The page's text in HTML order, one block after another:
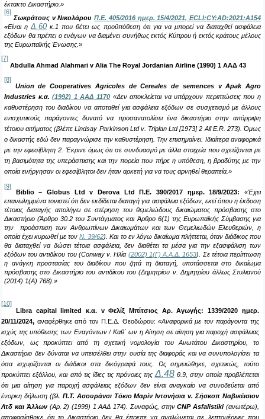
έκτακτο Δικαστήριο. »
[6]
Σωκράτους vΝικολάρου Π.Ε. 405/2016 ημερ. 15/4/2021, ECLI:CY:AD:2021:A154
«Είναι ηΔ.60 κ.1 που θέτει ως προϋπόθεση ότι για να μπορεί να διαταχθεί ασφάλεια
εξόδων θα πρέπει ο ενάγων να διαμένει συνήθως εκτός Κύπρου ή εκτός κράτους μέλους
της Ευρωπαϊκής Ένωσης. »
[7]
Abdulla Ahmad Alahmari v Alia The Royal Jordanian Airline (1990) 1 ΑΑΔ 43
[8]
Union de Cooperatives Agricoles de Cereales de semences v Apak Agro
Industries κ.α.(1992) 1 ΑΑΔ 1170 «Δεν αποκλείεται να υπάρχουν περιπτώσεις που η
καθυστέρηση του διαδίκου να αποταθεί για ασφάλεια εξόδων σε συσχετισμό με άλλους
ενισχυτικούς παράγοντες δυνατό να προσανατολίσει ένα δικαστήριο στην απόρριψη
τέτοιου αιτήματος (βλέπεLindsay Parkinson Ltd v. Triplan Ltd[1973] 2 All E.R. 273). Όμως
ο δικαστής εδώ δεν παραγνώρισε την καθυστέρηση. Την επισημαίνει. Ιδιαίτερα αναφορικά
με την εφεσίβλητη 2. Έκρινε όμως ότι σε συνδυασμό με άλλα στοιχεία που σχετίζονται με
τη βασιμότητα της υπεράσπισης και την πορεία που πήρε η υπόθεση, η βραδύτης με την
οποία ενήργησαν οι εφεσίβλητοι δεν ήταν αρκετή για να τους αρνηθεί θεραπεία.»
[9]
Biblio – Globus Ltd v Derova LtdΠ.Ε. 390/2017 ημερ.18/9/2023:«Έχει
επανειλημμένα τονιστεί ότι δεν εκδίδεται διαταγή για ασφάλεια εξόδων, εκεί όπου η έκδοση
τέτοιας διαταγής απολήγει σε στέρηση του θεμελιώδους δικαιώματος πρόσβασης στο
Δικαστήριο (Άρθρο 30.2 του Συντάγματος και Άρθρο 6(1) της Ευρωπαϊκής Σύμβασης για
την προάσπιση των Ανθρωπίνων Δικαιωμάτων και των Θεμελιωδών Ελευθεριών, η
οποία έχει κυρωθεί με τονΝ. 39/62). Και το εν λόγω δικαίωμα πλήττεται, όταν διάδικος που
θα διαταχθεί να δώσει τέτοια ασφάλεια, δεν διαθέτει τα μέσα για την εξασφάλιση των
εξόδων του αντιδίκου του (Conway v . Ηλία (2002) 1(Γ) Α.Α.Δ. 1653). Σε τέτοια περίπτωση
η ανάγκη προστασίας του διαδίκου που ζητά τη διαταγή, υποτάσσεται στο δικαίωμα
πρόσβασης στο Δικαστήριο του αντιδίκου του (Δημητρίου ν. Δημητρίου άλλως Στυλιανού
(2014) 1(Α) 768).»
[10]
Libra capital limitedκ.α. vΦελίξ Μπίτσιος Αρ.Αγωγής: 1339/2020 ημερ.
20/11/2024, αναφέρθηκε από τον Π.Ε.Δ. Θεοδώρου: «Αναφορικά με τον παράγοντα της
ισχύς της υπόθεσης των Εναγόντων / Καθ΄ ων η Αίτηση σε αίτηση για παροχή ασφάλειας
εξόδων, ως προκύπτει από τη σχετική νομολογία του Ανωτάτου Δικαστηρίου, το
Δικαστήριο δεν δύναται να υπεισέλθει στην ουσία της διαφοράς και να συνυπολογίσει τα
όσα ισχυρίζονται οι διάδικοι στα δικόγραφά τους. Ως σημειώθηκε, σχετικώς, τούτο
προκύπτει εξάλλου, και από τις ίδιες τις πρόνοιες της Δ.48θ.9, στην οποία προβλέπεται
ότι μια αίτηση για παροχή ασφάλειας εξόδων δεν είναι αναγκαίο να συνοδεύεται από
ένορκη δήλωση (βλ. Π.Τ. Ασουράνσι Τόκιο Μαρίν Ιντονήσια v. Σήσκοπ Ναβικέισιον
Λτδ και Άλλων(Αρ. 2) (1999) 1 ΑΑΔ 174). Συναφώς, στηνCNP Asfalistiki(ανωτέρω),
αποφασίσθηκε ότι το Δικαστήριο δεν θα έπρεπε να αναλώνεται σε λεπτομέρειες που